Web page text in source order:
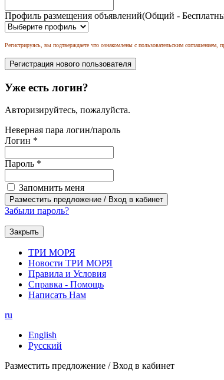
Профиль размещения объявлений(Общий -
Регистрируясь, вы подтверждаете что ознакомлены с пользовательским
Уже есть логин?
Авторизируйтесь, пожалуйста.
Неверная пара логин/пароль
Логин *
Пароль *
Запомнить меня
Забыли пароль?
Закрыть
ТРИ МОРЯ
Новости ТРИ МОРЯ
Правила и Условия
Справка - Помощь
Написать Нам
ru
English
Русский
Разместить предложение / Вход в кабинет